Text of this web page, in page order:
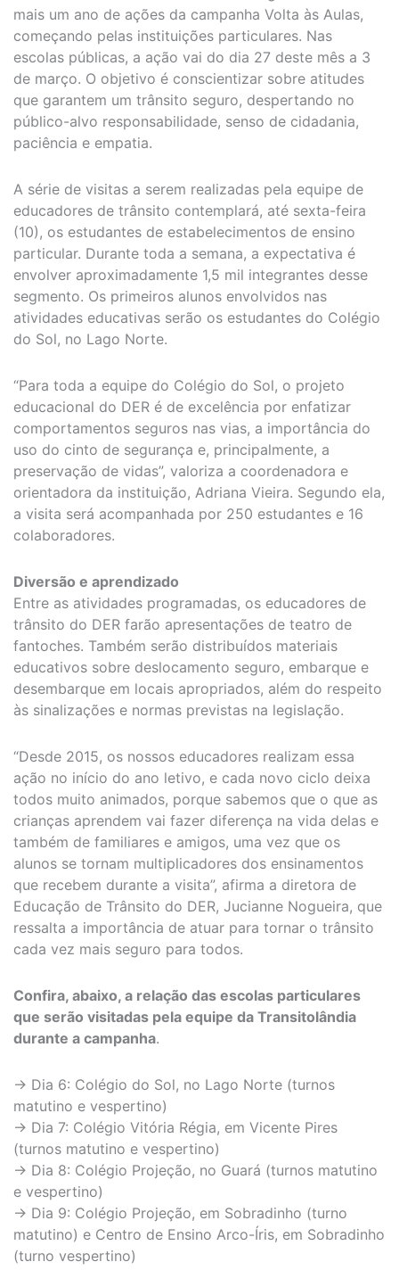
mais um ano de ações da campanha Volta às Aulas,
começando pelas instituições particulares. Nas
escolas públicas, a ação vai do dia 27 deste mês a 3
de março. O objetivo é conscientizar sobre atitudes
que garantem um trânsito seguro, despertando no
público-alvo responsabilidade, senso de cidadania,
paciência e empatia.
A série de visitas a serem realizadas pela equipe de
educadores de trânsito contemplará, até sexta-feira
(10), os estudantes de estabelecimentos de ensino
particular. Durante toda a semana, a expectativa é
envolver aproximadamente 1,5 mil integrantes desse
segmento. Os primeiros alunos envolvidos nas
atividades educativas serão os estudantes do Colégio
do Sol, no Lago Norte.
“Para toda a equipe do Colégio do Sol, o projeto
educacional do DER é de excelência por enfatizar
comportamentos seguros nas vias, a importância do
uso do cinto de segurança e, principalmente, a
preservação de vidas”, valoriza a coordenadora e
orientadora da instituição, Adriana Vieira. Segundo ela,
a visita será acompanhada por 250 estudantes e 16
colaboradores.
Diversão e aprendizado
Entre as atividades programadas, os educadores de
trânsito do DER farão apresentações de teatro de
fantoches. Também serão distribuídos materiais
educativos sobre deslocamento seguro, embarque e
desembarque em locais apropriados, além do respeito
às sinalizações e normas previstas na legislação.
“Desde 2015, os nossos educadores realizam essa
ação no início do ano letivo, e cada novo ciclo deixa
todos muito animados, porque sabemos que o que as
crianças aprendem vai fazer diferença na vida delas e
também de familiares e amigos, uma vez que os
alunos se tornam multiplicadores dos ensinamentos
que recebem durante a visita”, afirma a diretora de
Educação de Trânsito do DER, Jucianne Nogueira, que
ressalta a importância de atuar para tornar o trânsito
cada vez mais seguro para todos.
Confira, abaixo, a relação das escolas particulares
que serão visitadas pela equipe da Transitolândia
durante a campanha.
→ Dia 6: Colégio do Sol, no Lago Norte (turnos
matutino e vespertino)
→ Dia 7: Colégio Vitória Régia, em Vicente Pires
(turnos matutino e vespertino)
→ Dia 8: Colégio Projeção, no Guará (turnos matutino
e vespertino)
→ Dia 9: Colégio Projeção, em Sobradinho (turno
matutino) e Centro de Ensino Arco-Íris, em Sobradinho
(turno vespertino)